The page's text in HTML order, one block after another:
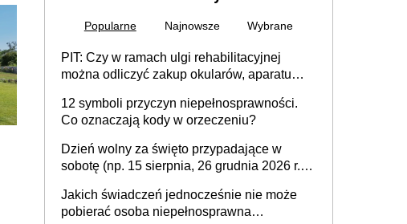
Popularne Najnowsze Wybrane
PIT: Czy w ramach ulgi rehabilitacyjnej
można odliczyć zakup okularów, aparatu
12 symboli przyczyn niepełnosprawności.
Co oznaczają kody w orzeczeniu?
Dzień wolny za święto przypadające w
sobotę (np. 15 sierpnia, 26 grudnia 2026 r.) –
pracodawcy (sektor prywatny i administracja
publiczna), najczęstsze pytania
Jakich świadczeń jednocześnie nie może
pobierać osoba niepełnosprawna